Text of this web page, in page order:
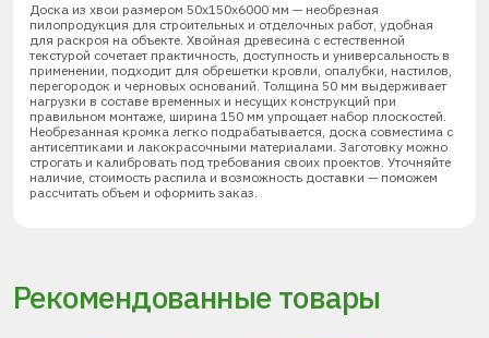
Доска из хвои размером 50х150х6000 мм — необрезная
пилопродукция для строительных и отделочных работ, удобная
для раскроя на объекте. Хвойная древесина с естественной
текстурой сочетает практичность, доступность и универсальность в
применении, подходит для обрешетки кровли, опалубки, настилов,
перегородок и черновых оснований. Толщина 50 мм выдерживает
нагрузки в составе временных и несущих конструкций при
правильном монтаже, ширина 150 мм упрощает набор плоскостей.
Необрезанная кромка легко подрабатывается, доска совместима с
антисептиками и лакокрасочными материалами. Заготовку можно
строгать и калибровать под требования своих проектов. Уточняйте
наличие, стоимость распила и возможность доставки — поможем
рассчитать объем и оформить заказ.
Рекомендованные товары